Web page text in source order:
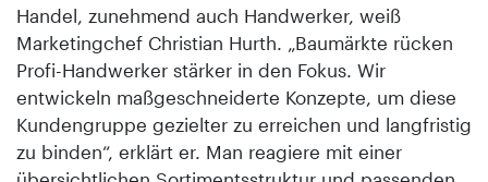
Handel, zunehmend auch Handwerker, weiß
Marketingchef Christian Hurth. „Baumärkte rücken
Profi-Handwerker stärker in den Fokus. Wir
entwickeln maßgeschneiderte Konzepte, um diese
Kundengruppe gezielter zu erreichen und langfristig
zu binden“, erklärt er. Man reagiere mit einer